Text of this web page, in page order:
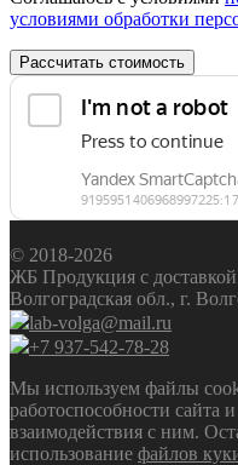
условиями обработки
Рассчитать стоимость
© 2018-2026
ЖБ Продукция с доставкой
Волгоградская обл., г.
lab-volga@mail.ru
+7 937-542-78-28
Мы используем файлы
работоспособности сайта
взаимодействия с ним.
использование файлов